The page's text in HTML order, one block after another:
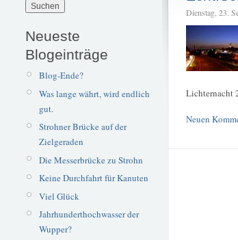
Neueste
Blogeinträge
Blog-Ende?
Was lange währt, wird endlich
gut.
Strohner Brücke auf der
Zielgeraden
Die Messerbrücke zu Strohn
Keine Durchfahrt für Kanuten
Viel Glück
Jahrhunderthochwasser der
Wupper?
Dienstag, 23.
Lichternacht
Neuen